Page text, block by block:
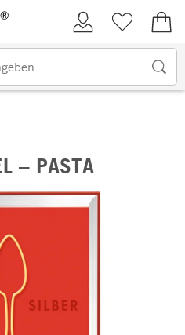
Kundenkonto
Merkliste
– PASTA